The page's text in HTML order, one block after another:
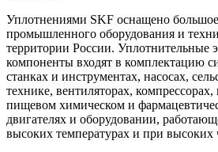
Уплотнениями SKF оснащено
промышленного оборудования и
территории России. Уплотнительные
компоненты входят в комплектацию
станках и инструментах, насосах,
технике, вентиляторах,
пищевом химическом и
двигателях и оборудовании,
высоких температурах и при высоких